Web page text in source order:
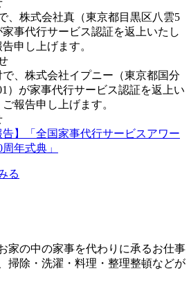
、株式会社真（東京都目黒区八雲5
家事代行サービス認証を返上いたし
申し上げます。
で、株式会社イプニー（東京都国分
）が家事代行サービス認証を返上い
報告申し上げます。
告】「全国家事代行サービスアワー
年式典」
る
家の中の家事を代わりに承るお仕事
掃除・洗濯・料理・整理整頓などが